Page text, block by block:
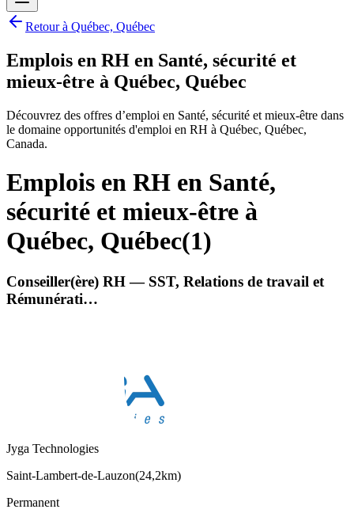
Retour à Québec, Québec
Emplois en RH en Santé, sécurité et
mieux-être à Québec, Québec
Découvrez des offres d’emploi en Santé, sécurité et mieux-être dans
le domaine opportunités d'emploi en RH à Québec, Québec,
Canada.
Emplois en RH en Santé,
sécurité et mieux-être à
Québec, Québec(1)
Conseiller(ère) RH — SST, Relations de travail et
Rémunérati…
Jyga Technologies
Saint-Lambert-de-Lauzon(24,2km)
Permanent